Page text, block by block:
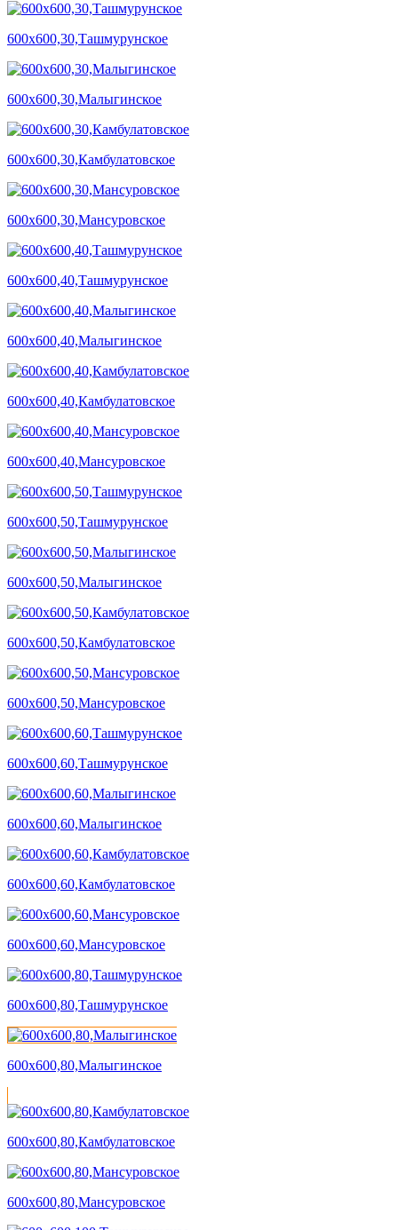
600х600,30,Ташмурунское
600х600,30,Малыгинское
600х600,30,Камбулатовское
600х600,30,Мансуровское
600х600,40,Ташмурунское
600х600,40,Малыгинское
600х600,40,Камбулатовское
600х600,40,Мансуровское
600х600,50,Ташмурунское
600х600,50,Малыгинское
600х600,50,Камбулатовское
600х600,50,Мансуровское
600х600,60,Ташмурунское
600х600,60,Малыгинское
600х600,60,Камбулатовское
600х600,60,Мансуровское
600х600,80,Ташмурунское
600х600,80,Малыгинское
600х600,80,Камбулатовское
600х600,80,Мансуровское